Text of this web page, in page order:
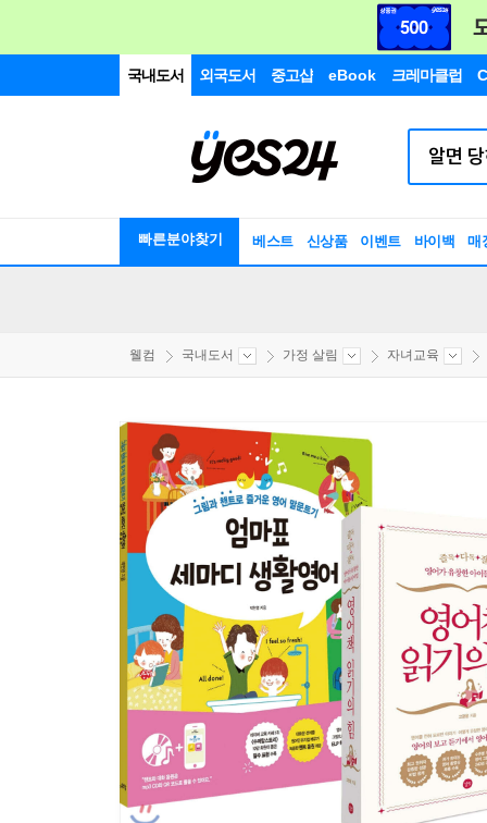
국내도서 외국도서 중고샵 eBook 크레마클럽
빠른분야찾기 베스트 신상품 이벤트 바이백 매
웰컴 국내도서 가정 살림 자녀교육